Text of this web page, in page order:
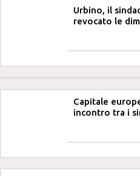
Urbino, il
revocato le
Capitale
incontro tra i